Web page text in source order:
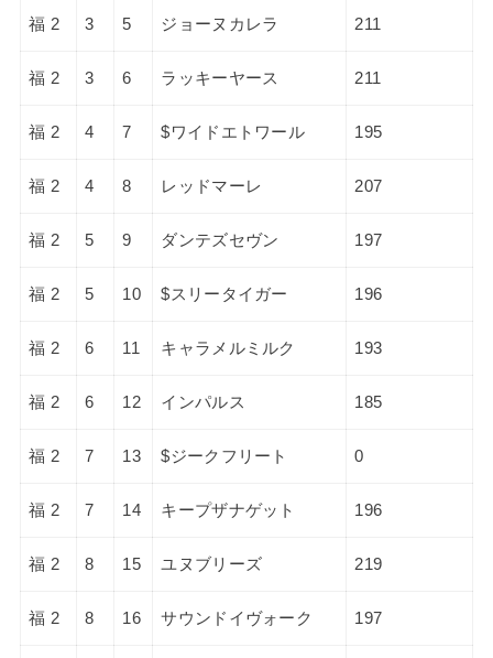
福 2 3 5 ジョーヌカレラ 211
福 2 3 6 ラッキーヤース 211
福 2 4 7 $ワイドエトワール 195
福 2 4 8 レッドマーレ 207
福 2 5 9 ダンテズセヴン 197
福 2 5 10 $スリータイガー 196
福 2 6 11 キャラメルミルク 193
福 2 6 12 インパルス 185
福 2 7 13 $ジークフリート 0
福 2 7 14 キープザナゲット 196
福 2 8 15 ユヌブリーズ 219
福 2 8 16 サウンドイヴォーク 197